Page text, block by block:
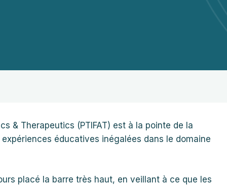
& Therapeutics (PTIFAT) est à la pointe de la
éducatives inégalées dans le domaine
placé la barre très haut, en veillant à ce que les